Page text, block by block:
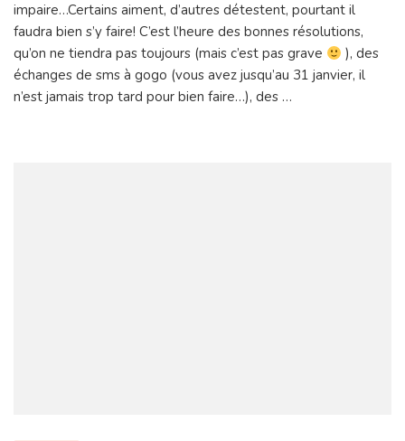
plus
chouette?
impaire…Certains aiment, d’autres détestent, pourtant il
faudra bien s’y faire! C’est l’heure des bonnes résolutions,
qu’on ne tiendra pas toujours (mais c’est pas grave
), des
échanges de sms à gogo (vous avez jusqu’au 31 janvier, il
n’est jamais trop tard pour bien faire…), des …